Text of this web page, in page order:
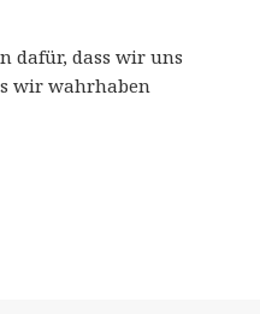
dafür, dass wir uns
wir wahrhaben